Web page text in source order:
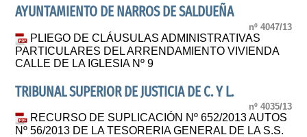
AYUNTAMIENTO DE NARROS DE SALDUEÑA
nº 4047/13
PLIEGO DE CLÁUSULAS ADMINISTRATIVAS
PARTICULARES DEL ARRENDAMIENTO VIVIENDA
CALLE DE LA IGLESIA Nº 9
TRIBUNAL SUPERIOR DE JUSTICIA DE C. Y L.
nº 4035/13
RECURSO DE SUPLICACIÓN Nº 652/2013 AUTOS
Nº 56/2013 DE LA TESORERIA GENERAL DE LA S.S.